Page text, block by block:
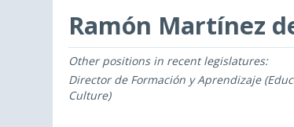
Ramón Martínez
RolesStart date - End date
Other positions in recent legislatures:
Director de Formación y Aprendizaje
Culture)